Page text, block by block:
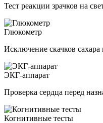
Тест реакции зрачков на
Глюкометр
Исключение скачков
ЭКГ-аппарат
Проверка сердца перед
Когнитивные тесты